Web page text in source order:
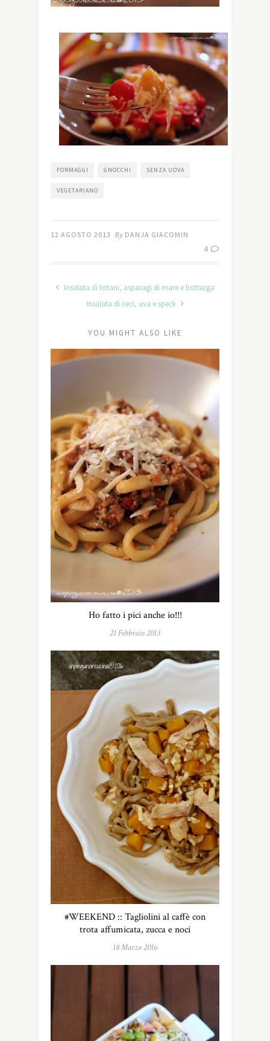
FORMAGGI GNOCCHI SENZA UOVA
VEGETARIANO
12 AGOSTO 2013 By DANJA GIACOMIN
4
Insalata di totani, asparagi di mare e bottarga
Insalata di ceci, uva e speck
YOU MIGHT ALSO LIKE
Ho fatto i pici anche io!!!
21 Febbraio 2013
#WEEKEND :: Tagliolini al caffè con
trota affumicata, zucca e noci
18 Marzo 2016